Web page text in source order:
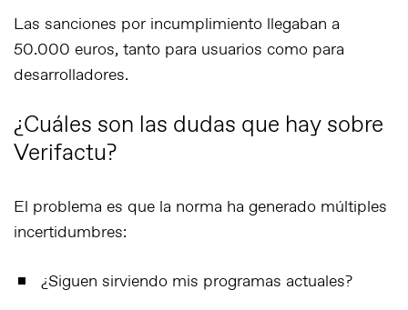
Las sanciones por incumplimiento llegaban a
50.000 euros, tanto para usuarios como para
desarrolladores.
¿Cuáles son las dudas que hay sobre
Verifactu?
El problema es que la norma ha generado múltiples
incertidumbres:
¿Siguen sirviendo mis programas actuales?